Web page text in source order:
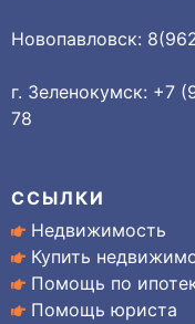
Новопавловск:
г. Зеленокумск: +7
78
ССЫЛКИ
Недвижимость
Купить
Помощь по
Помощь юриста